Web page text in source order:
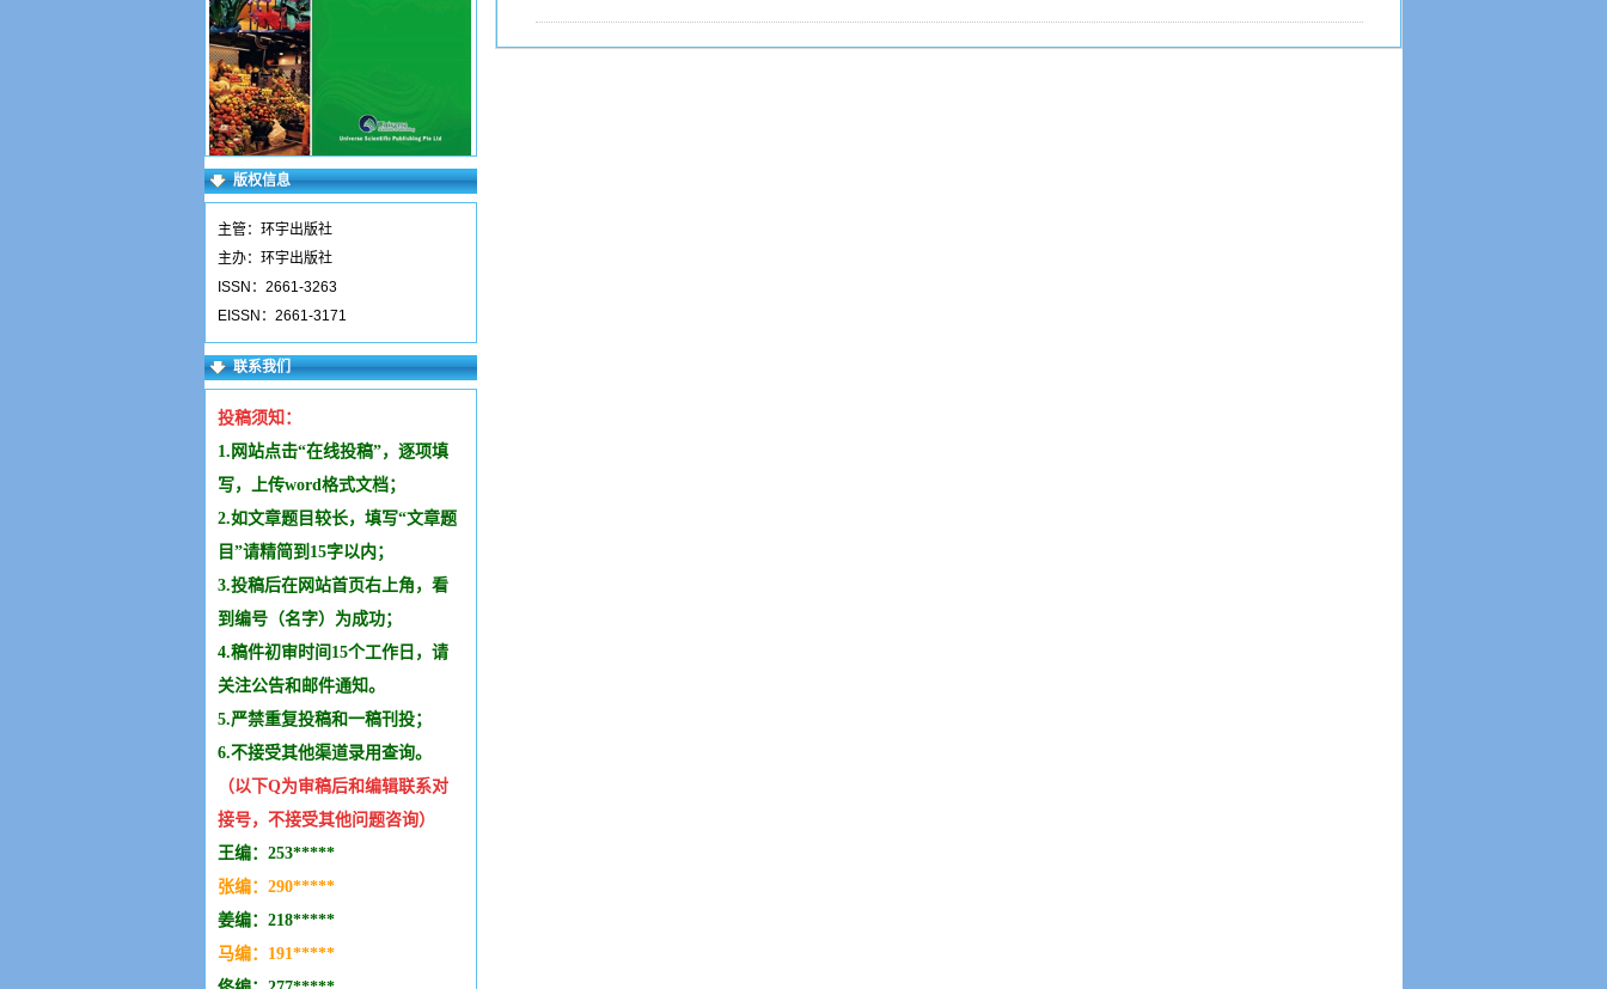
版权信息
主管：环宇出版社
主办：环宇出版社
ISSN：2661-3263
EISSN：2661-3171
联系我们
投稿须知：
1.网站点击“在线投稿”，逐项填
写，上传word格式文档；
2.如文章题目较长，填写“文章题
目”请精简到15字以内；
3.投稿后在网站首页右上角，看
到编号（名字）为成功；
4.稿件初审时间15个工作日，请
关注公告和邮件通知。
5.严禁重复投稿和一稿刊投；
6.不接受其他渠道录用查询。
（以下Q为审稿后和编辑联系对
接号，不接受其他问题咨询）
王编：253*****
张编：290*****
姜编：218*****
马编：191*****